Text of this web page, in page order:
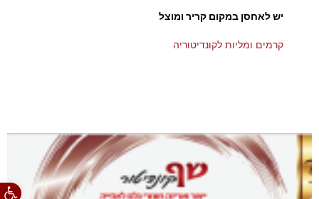
פתח
יש לאחסן במקום קריר ומוצל
קרמים ומליות לקונדיטוריה